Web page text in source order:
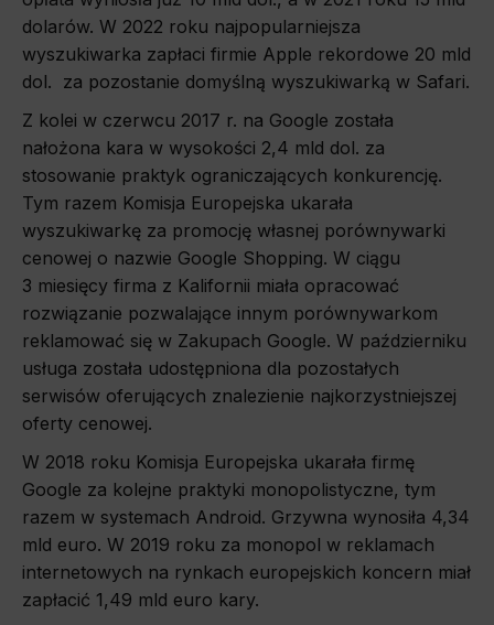
dolarów. W 2022 roku najpopularniejsza
wyszukiwarka zapłaci firmie Apple rekordowe 20 mld
dol. za pozostanie domyślną wyszukiwarką w Safari.
Z kolei w czerwcu 2017 r. na Google została
nałożona kara w wysokości 2,4 mld dol. za
stosowanie praktyk ograniczających konkurencję.
Tym razem Komisja Europejska ukarała
wyszukiwarkę za promocję własnej porównywarki
cenowej o nazwie Google Shopping. W ciągu
3 miesięcy firma z Kalifornii miała opracować
rozwiązanie pozwalające innym porównywarkom
reklamować się w Zakupach Google. W październiku
usługa została udostępniona dla pozostałych
serwisów oferujących znalezienie najkorzystniejszej
oferty cenowej.
W 2018 roku Komisja Europejska ukarała firmę
Google za kolejne praktyki monopolistyczne, tym
razem w systemach Android. Grzywna wynosiła 4,34
mld euro. W 2019 roku za monopol w reklamach
internetowych na rynkach europejskich koncern miał
zapłacić 1,49 mld euro kary.